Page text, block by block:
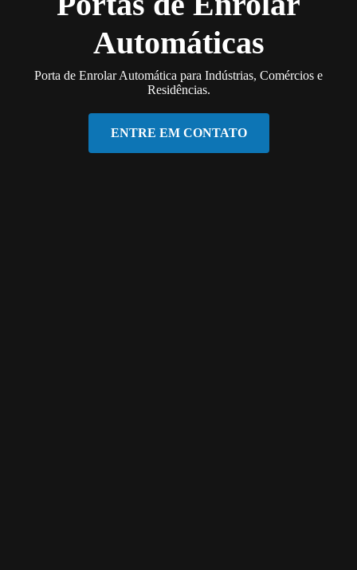
Automáticas
Porta de Enrolar Automática para Indústrias, Comércios e
Residências.
ENTRE EM CONTATO